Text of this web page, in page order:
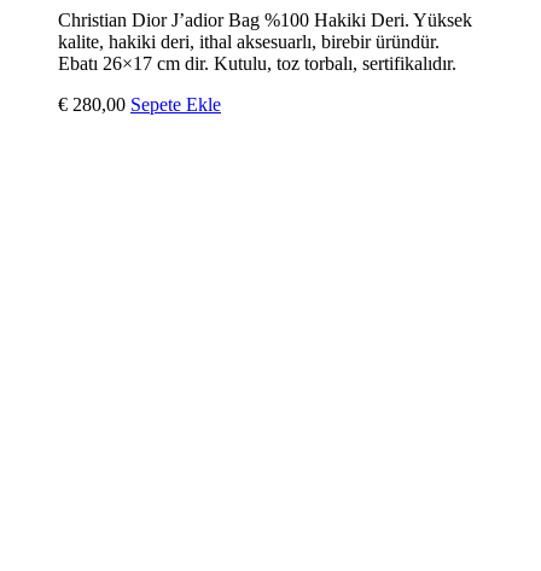
Christian Dior J’adior Bag %100 Hakiki Deri. Yüksek
kalite, hakiki deri, ithal aksesuarlı, birebir üründür.
Ebatı 26×17 cm dir. Kutulu, toz torbalı, sertifikalıdır.
€ 280,00 Sepete Ekle